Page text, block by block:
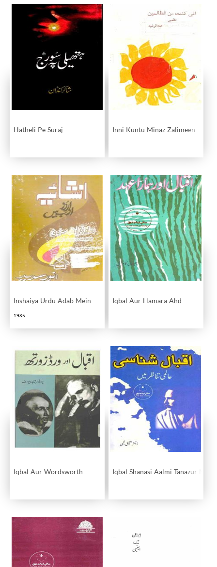
Hatheli Pe Suraj Inni Kuntu Minaz Zalimeen
Inshaiya Urdu Adab Mein
1985
Iqbal Aur Hamara Ahd
Iqbal Aur Wordsworth Iqbal Shanasi Aalmi Tanazur Mein